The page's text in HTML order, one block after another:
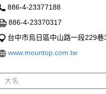
886-4-23377188
886-4-23370317
台中市烏日區中山路一段229
www.mountop.com.tw